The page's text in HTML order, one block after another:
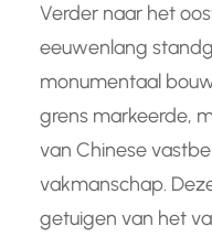
Verder naar het
eeuwenlang
monumentaal
grens markeerde,
van Chinese
vakmanschap.
getuigen van het